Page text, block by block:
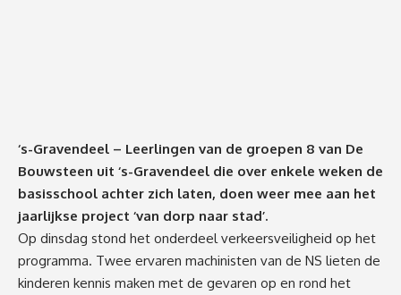
‘s-Gravendeel – Leerlingen van de groepen 8 van De
Bouwsteen uit ‘s-Gravendeel die over enkele weken de
basisschool achter zich laten, doen weer mee aan het
jaarlijkse project ‘van dorp naar stad’.
Op dinsdag stond het onderdeel verkeersveiligheid op het
programma. Twee ervaren machinisten van de NS lieten de
kinderen kennis maken met de gevaren op en rond het